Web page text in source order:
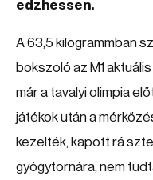
edzhessen.
A 63,5 kilogrammban
bokszoló az M1
már a tavalyi olimpia
játékok után a
kezelték, kapott rá
gyógytornára, nem